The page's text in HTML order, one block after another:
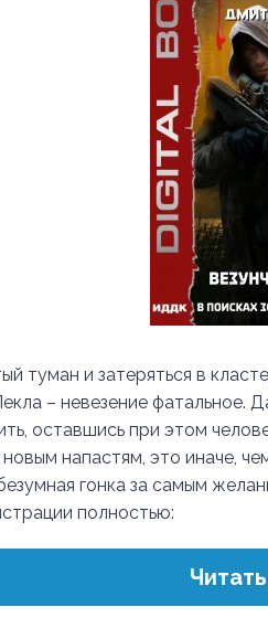
туман и затеряться в
– невезение фатальное.
оставшись при этом
напастям, это иначе,
гонка за самым
полностью: